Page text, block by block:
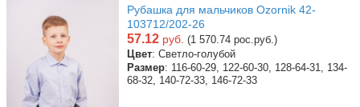
Рубашка для мальчиков Ozornik 42-
103712/202-26
57.12 руб. (1 570.74 рос.руб.)
Цвет: Светло-голубой
Размер: 116-60-29, 122-60-30, 128-64-31, 134-
68-32, 140-72-33, 146-72-33